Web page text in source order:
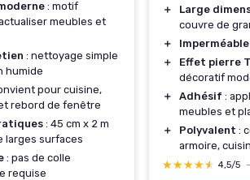
: motif
meubles et
: nettoyage simple
humide
pour cuisine,
rebord de fenêtre
: 45 cm x 2 m
larges surfaces
: pas de colle
requise
＋ Large
couvre de
＋
Imperméable
＋
Effet pierre
décoratif
＋
Adhésif :
meubles et
＋
Polyvalent :
armoire,
★★★★★
★★★★★ 4,5/5